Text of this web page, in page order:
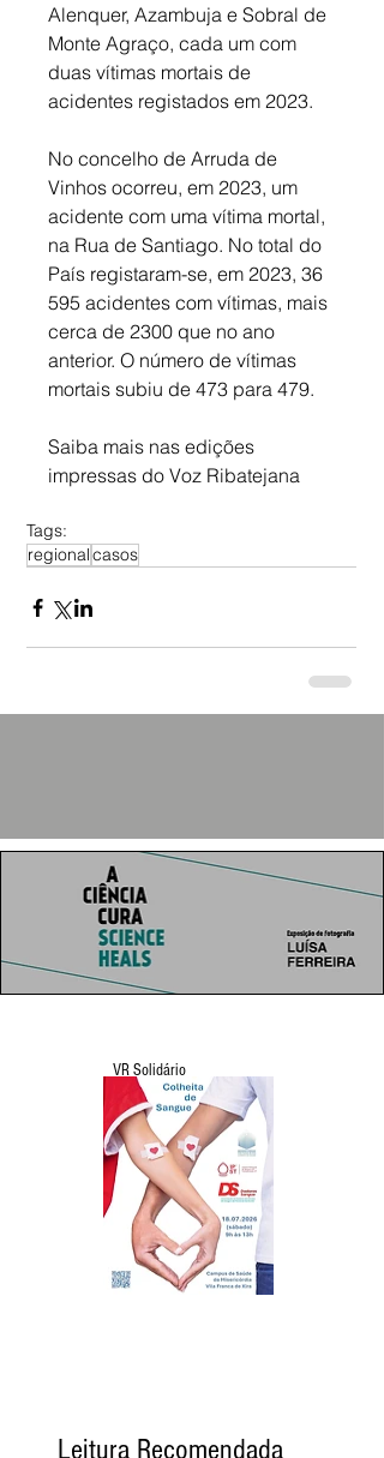
Alenquer, Azambuja e Sobral de
Monte Agraço, cada um com
duas vítimas mortais de
acidentes registados em 2023.
No concelho de Arruda de
Vinhos ocorreu, em 2023, um
acidente com uma vítima mortal,
na Rua de Santiago. No total do
País registaram-se, em 2023, 36
595 acidentes com vítimas, mais
cerca de 2300 que no ano
anterior. O número de vítimas
mortais subiu de 473 para 479.
Saiba mais nas edições
impressas do Voz Ribatejana
Tags:
regionalcasos
VR Solidário
Leitura Recomendada